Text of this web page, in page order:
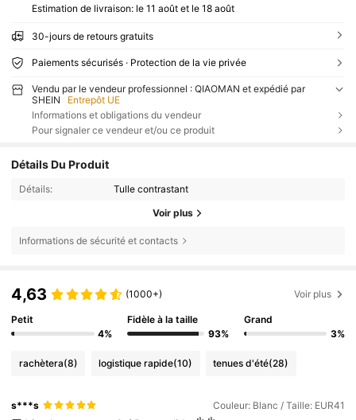
Estimation de livraison: le 11 août et le 18 août
30-jours de retours gratuits
Paiements sécurisés · Protection de la vie privée
Vendu par le vendeur professionnel : QIAOMAN et expédié par
SHEIN
Entrepôt UE
Informations et obligations du vendeur
Pour signaler ce vendeur et/ou ce produit
Détails Du Produit
Détails: Tulle contrastant
Voir plus
Informations de sécurité et contacts
4,63 (1000+) Voir plus
Petit
4%
Fidèle à la taille
93%
Grand
3%
rachètera(8) logistique rapide(10) tenues d'été(28)
s***s Couleur: Blanc / Taille: EUR41